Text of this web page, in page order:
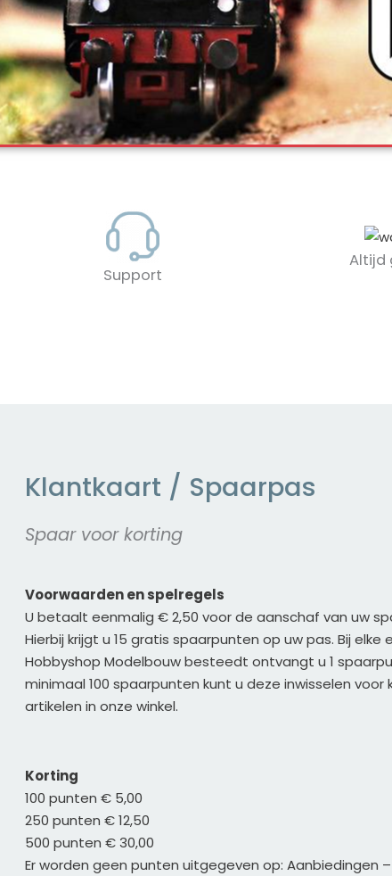
Support
Altijd
Klantkaart / Spaarpas
Spaar voor korting
Voorwaarden en spelregels
U betaalt eenmalig € 2,50 voor de aanschaf van uw
Hierbij krijgt u 15 gratis spaarpunten op uw pas. Bij elke
Hobbyshop Modelbouw besteedt ontvangt u 1
minimaal 100 spaarpunten kunt u deze inwisselen voor
artikelen in onze winkel.
Korting
100 punten € 5,00
250 punten € 12,50
500 punten € 30,00
Er worden geen punten uitgegeven op: Aanbiedingen –